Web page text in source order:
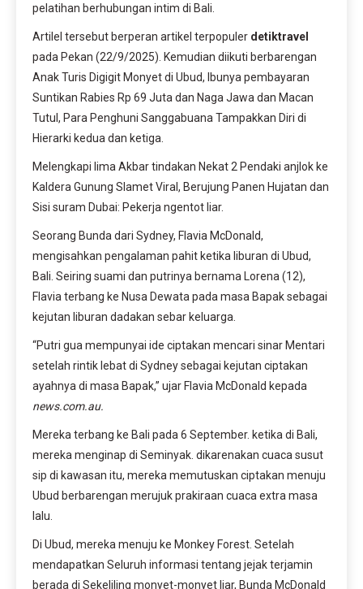
pelatihan berhubungan intim di Bali.
Artilel tersebut berperan artikel terpopuler detiktravel
pada Pekan (22/9/2025). Kemudian diikuti berbarengan
Anak Turis Digigit Monyet di Ubud, Ibunya pembayaran
Suntikan Rabies Rp 69 Juta dan Naga Jawa dan Macan
Tutul, Para Penghuni Sanggabuana Tampakkan Diri di
Hierarki kedua dan ketiga.
Melengkapi lima Akbar tindakan Nekat 2 Pendaki anjlok ke
Kaldera Gunung Slamet Viral, Berujung Panen Hujatan dan
Sisi suram Dubai: Pekerja ngentot liar.
Seorang Bunda dari Sydney, Flavia McDonald,
mengisahkan pengalaman pahit ketika liburan di Ubud,
Bali. Seiring suami dan putrinya bernama Lorena (12),
Flavia terbang ke Nusa Dewata pada masa Bapak sebagai
kejutan liburan dadakan sebar keluarga.
“Putri gua mempunyai ide ciptakan mencari sinar Mentari
setelah rintik lebat di Sydney sebagai kejutan ciptakan
ayahnya di masa Bapak,” ujar Flavia McDonald kepada
news.com.au.
Mereka terbang ke Bali pada 6 September. ketika di Bali,
mereka menginap di Seminyak. dikarenakan cuaca susut
sip di kawasan itu, mereka memutuskan ciptakan menuju
Ubud berbarengan merujuk prakiraan cuaca extra masa
lalu.
Di Ubud, mereka menuju ke Monkey Forest. Setelah
mendapatkan Seluruh informasi tentang jejak terjamin
berada di Sekeliling monyet-monyet liar, Bunda McDonald